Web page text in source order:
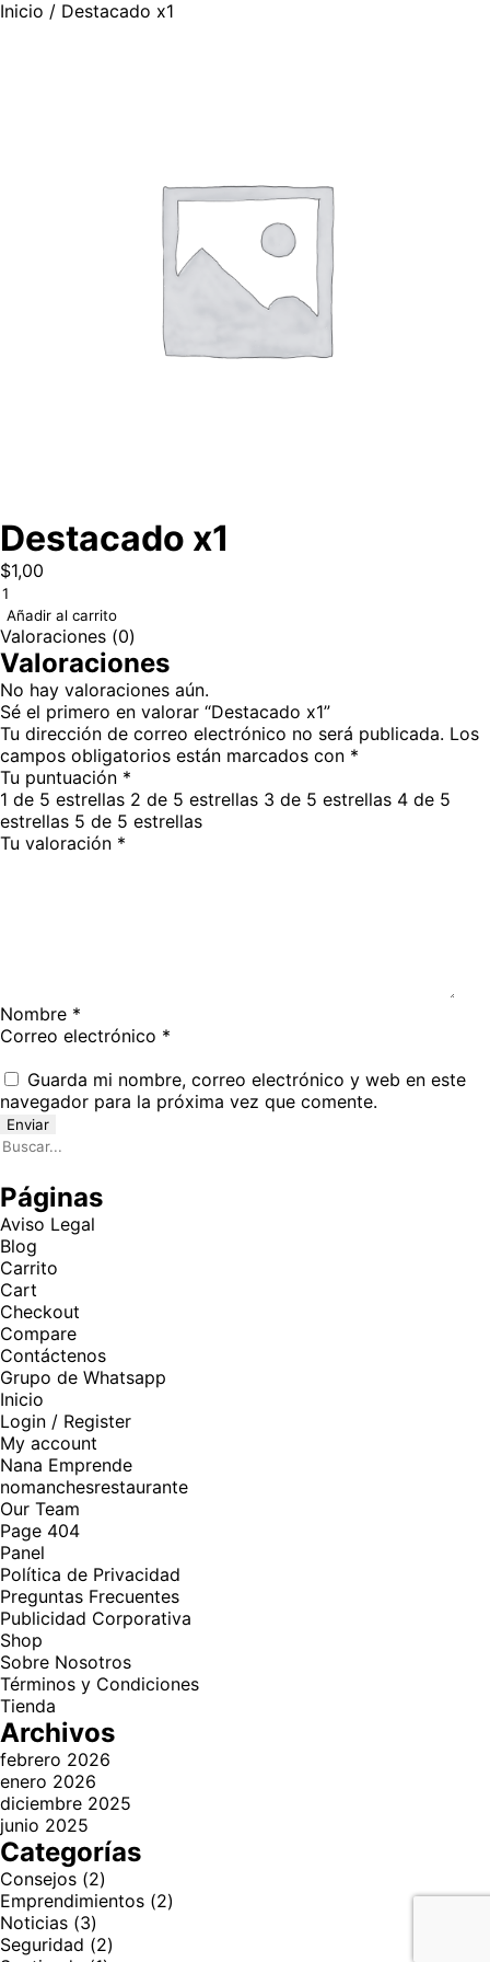
Inicio / Destacado x1
Destacado x1
$1,00
Añadir al carrito
Valoraciones (0)
Valoraciones
No hay valoraciones aún.
Sé el primero en valorar “Destacado x1”
Tu dirección de correo electrónico no será publicada. Los
campos obligatorios están marcados con *
Tu puntuación *
1 de 5 estrellas 2 de 5 estrellas 3 de 5 estrellas 4 de 5
estrellas 5 de 5 estrellas
Tu valoración *
Nombre *
Correo electrónico *
Guarda mi nombre, correo electrónico y web en este
navegador para la próxima vez que comente.
Páginas
Aviso Legal
Blog
Carrito
Cart
Checkout
Compare
Contáctenos
Grupo de Whatsapp
Inicio
Login / Register
My account
Nana Emprende
nomanchesrestaurante
Our Team
Page 404
Panel
Política de Privacidad
Preguntas Frecuentes
Publicidad Corporativa
Shop
Sobre Nosotros
Términos y Condiciones
Tienda
Archivos
febrero 2026
enero 2026
diciembre 2025
junio 2025
Categorías
Consejos (2)
Emprendimientos (2)
Noticias (3)
Seguridad (2)